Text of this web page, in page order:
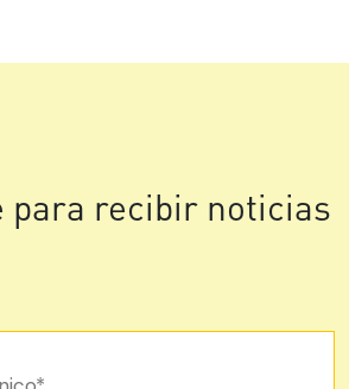
para recibir noticias